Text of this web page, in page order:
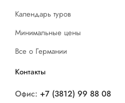
Календарь туров
Минимальные цены
Все о Германии
Контакты
Офис: +7 (3812) 99 88 08